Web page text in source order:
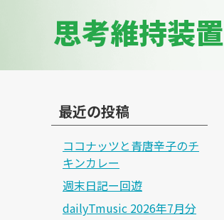
思考維持装置
最近の投稿
ココナッツと青唐辛子のチ
キンカレー
週末日記ー回遊
dailyTmusic 2026年7月分